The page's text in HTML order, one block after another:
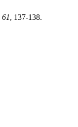
61, 137-138.